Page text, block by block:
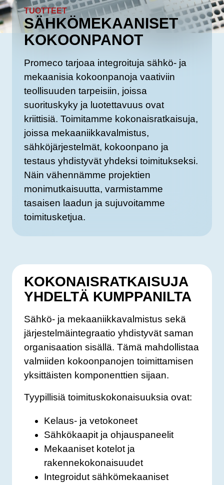
TUOTTEET
SÄHKÖMEKAANISET
KOKOONPANOT
Promeco tarjoaa integroituja sähkö- ja
mekaanisia kokoonpanoja vaativiin
teollisuuden tarpeisiin, joissa
suorituskyky ja luotettavuus ovat
kriittisiä. Toimitamme kokonaisratkaisuja,
joissa mekaaniikkavalmistus,
sähköjärjestelmät, kokoonpano ja
testaus yhdistyvät yhdeksi toimitukseksi.
Näin vähennämme projektien
monimutkaisuutta, varmistamme
tasaisen laadun ja sujuvoitamme
toimitusketjua.
KOKONAISRATKAISUJA
YHDELTÄ KUMPPANILTA
Sähkö- ja mekaaniikkavalmistus sekä
järjestelmäintegraatio yhdistyvät saman
organisaation sisällä. Tämä mahdollistaa
valmiiden kokoonpanojen toimittamisen
yksittäisten komponenttien sijaan.
Tyypillisiä toimituskokonaisuuksia ovat:
Kelaus- ja vetokoneet
Sähkökaapit ja ohjauspaneelit
Mekaaniset kotelot ja
rakennekokonaisuudet
Integroidut sähkömekaaniset